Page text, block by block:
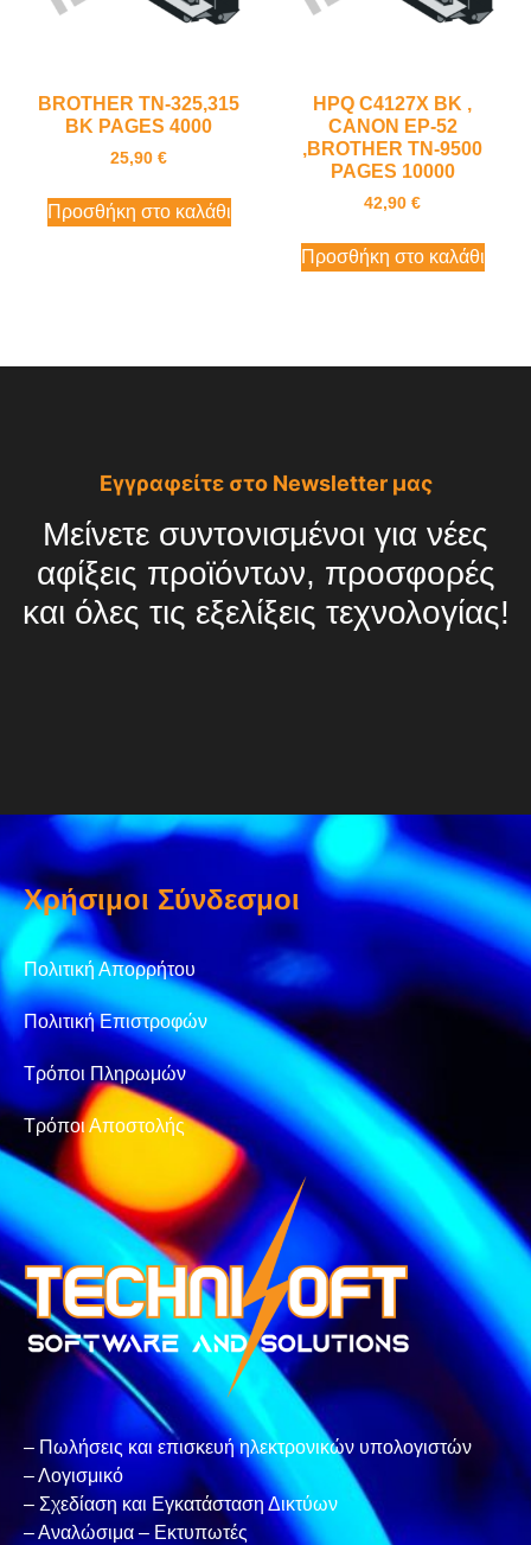
BROTHER TN-325,315
BK PAGES 4000
25,90 €
Προσθήκη στο καλάθι
HPQ C4127X BK ,
CANON EP-52
,BROTHER TN-9500
PAGES 10000
42,90 €
Προσθήκη στο καλάθι
Εγγραφείτε στο Newsletter μας
Μείνετε συντονισμένοι για νέες
αφίξεις προϊόντων, προσφορές
και όλες τις εξελίξεις τεχνολογίας!
Χρήσιμοι Σύνδεσμοι
Πολιτική Απορρήτου
Πολιτική Επιστροφών
Τρόποι Πληρωμών
Τρόποι Αποστολής
– Πωλήσεις και επισκευή ηλεκτρονικών υπολογιστών
– Λογισμικό
– Σχεδίαση και Εγκατάσταση Δικτύων
– Αναλώσιμα – Εκτυπωτές